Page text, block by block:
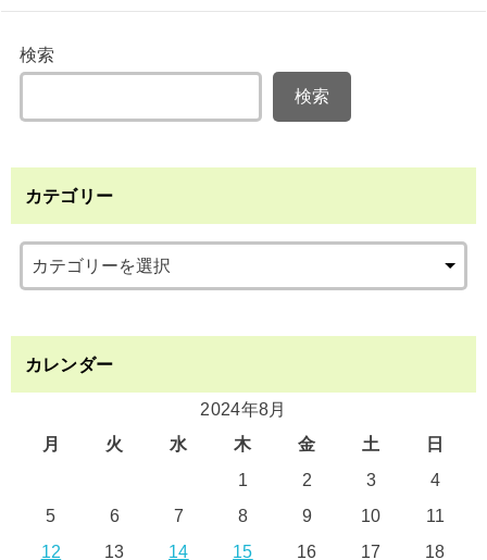
検索
検索
カテゴリー
カレンダー
2024年8月
月
火 水 木 金 土
日
1
2 3
4
5
6 7 8 9 10
11
12
13 14 15 16 17
18